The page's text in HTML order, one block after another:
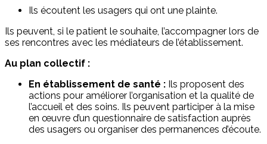
Ils écoutent les usagers qui ont une plainte.
Ils peuvent, si le patient le souhaite, l’accompagner lors de
ses rencontres avec les médiateurs de l’établissement.
Au plan collectif :
En établissement de santé : Ils proposent des
actions pour améliorer l’organisation et la qualité de
l’accueil et des soins. Ils peuvent participer à la mise
en œuvre d’un questionnaire de satisfaction auprès
des usagers ou organiser des permanences d’écoute.